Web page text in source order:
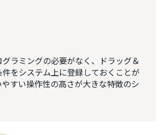
ラミングの必要がなく、ドラッグ＆
をシステム上に登録しておくことが
すい操作性の高さが大きな特徴のシ